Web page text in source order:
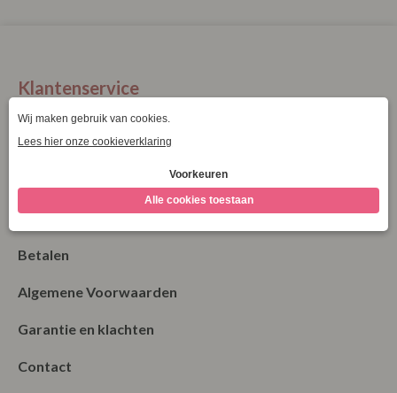
Klantenservice
Verzending & Levering
Bestellen
Betalen
Algemene Voorwaarden
Garantie en klachten
Contact